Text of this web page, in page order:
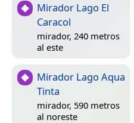
Mirador Lago El
Caracol
mirador, 240 metros
al este
Mirador Lago Aqua
Tinta
mirador, 590 metros
al noreste